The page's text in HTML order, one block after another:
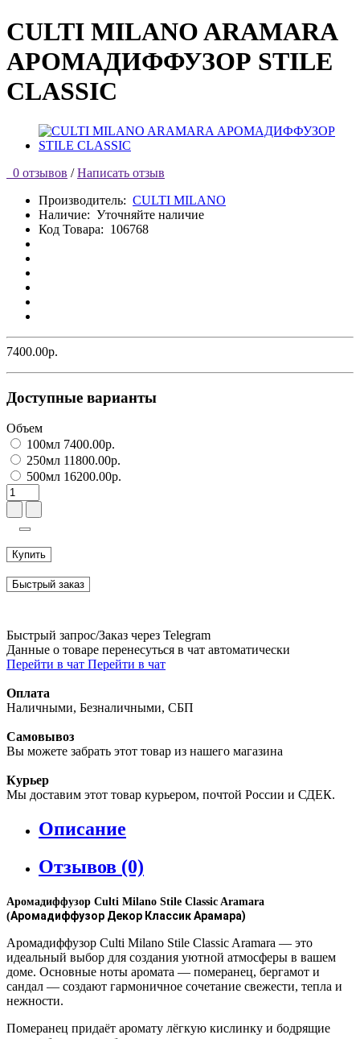
CULTI MILANO ARAMARA
АРОМАДИФФУЗОР STILE
CLASSIC
0 отзывов / Написать отзыв
Производитель: CULTI MILANO
Наличие: Уточняйте наличие
Код Товара: 106768
7400.00р.
Доступные варианты
Объем
100мл 7400.00р.
250мл 11800.00р.
500мл 16200.00р.
Купить
Быстрый заказ
Быстрый запрос/Заказ через Telegram
Данные о товаре перенесуться в чат автоматически
Перейти в чат Перейти в чат
Оплата
Наличными, Безналичными, СБП
Самовывоз
Вы можете забрать этот товар из нашего магазина
Курьер
Мы доставим этот товар курьером, почтой России и СДЕК.
Описание
Отзывов (0)
Аромадиффузор Culti Milano Stile Classic Aramara
(Аромадиффузор Декор Классик Арамара)
Аромадиффузор Culti Milano Stile Classic Aramara — это
идеальный выбор для создания уютной атмосферы в вашем
доме. Основные ноты аромата — померанец, бергамот и
сандал — создают гармоничное сочетание свежести, тепла и
нежности.
Померанец придаёт аромату лёгкую кислинку и бодрящие